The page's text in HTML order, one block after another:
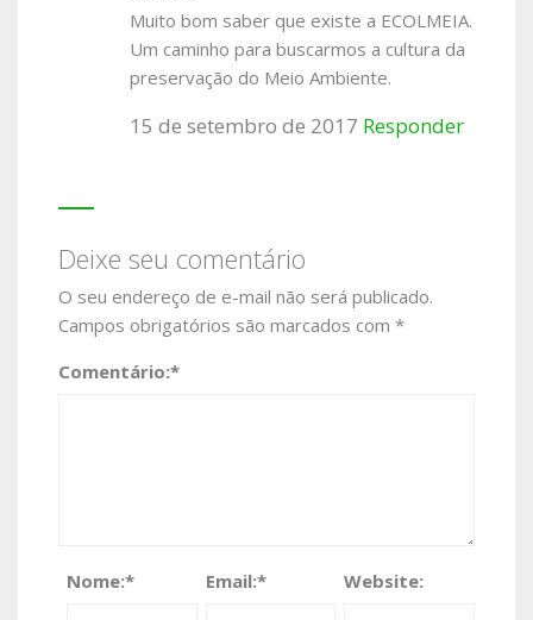
Muito bom saber que existe a ECOLMEIA.
Um caminho para buscarmos a cultura da
preservação do Meio Ambiente.
15 de setembro de 2017 Responder
Deixe seu comentário
O seu endereço de e-mail não será publicado.
Campos obrigatórios são marcados com *
Comentário:*
Nome:* Email:* Website: